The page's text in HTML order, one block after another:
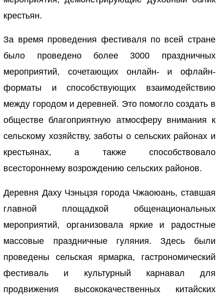
крестьян.
За время проведения фестиваля по всей стране
было проведено более 3000 праздничных
мероприятий, сочетающих онлайн- и офлайн-
форматы и способствующих взаимодействию
между городом и деревней. Это помогло создать в
обществе благоприятную атмосферу внимания к
сельскому хозяйству, заботы о сельских районах и
крестьянах, а также способствовало
всестороннему возрождению сельских районов.
Деревня Даху Чэньцзя города Чжаоюань, ставшая
главной площадкой общенациональных
мероприятий, организовала яркие и радостные
массовые праздничные гуляния. Здесь были
проведены сельская ярмарка, гастрономический
фестиваль и культурный карнавал для
продвижения высококачественных китайских